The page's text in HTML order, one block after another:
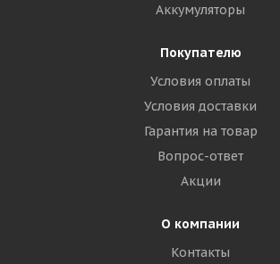
Аккумуляторы
Покупателю
Условия оплаты
Условия доставки
Гарантия на товар
Вопрос-ответ
Акции
О компании
Контакты